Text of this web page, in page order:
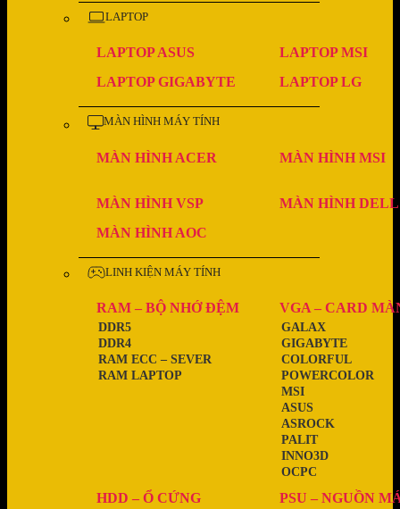
LAPTOP
LAPTOP ASUS
LAPTOP MSI
LAPTOP GIGABYTE
LAPTOP LG
MÀN HÌNH MÁY TÍNH
MÀN HÌNH ACER MÀN HÌNH MSI
MÀN HÌNH VSP
MÀN HÌNH DELL
MÀN HÌNH AOC
LINH KIỆN MÁY TÍNH
RAM – BỘ NHỚ ĐỆM
RAM LAPTOP
RAM ECC – SEVER
DDR4
DDR5
VGA – CARD
OCPC
INNO3D
PALIT
ASROCK
ASUS
MSI
POWERCOLOR
COLORFUL
GIGABYTE
GALAX
HDD – Ổ CỨNG PSU – NGUỒN